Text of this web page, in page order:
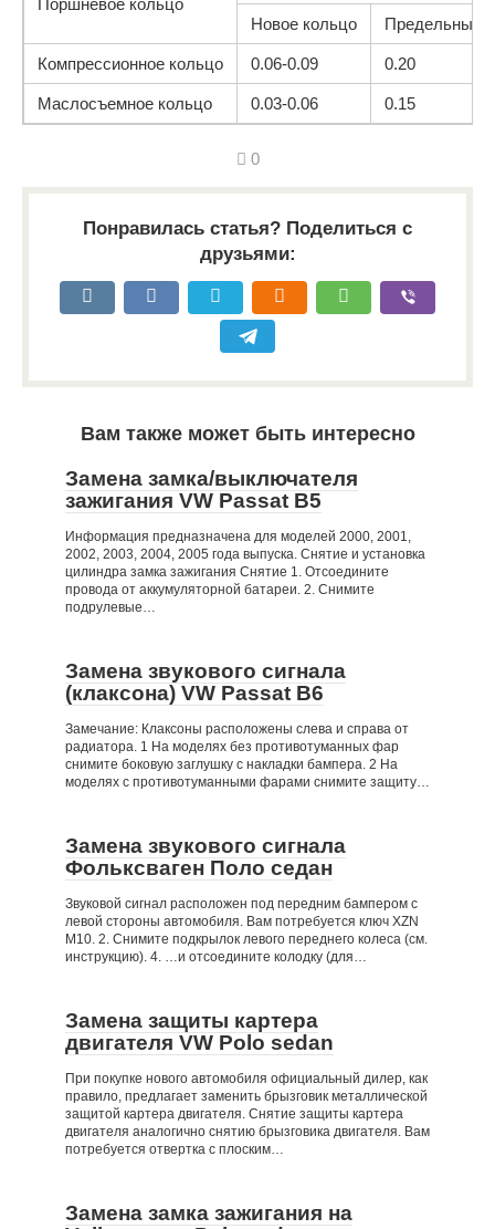
Поршневое кольцо
Новое кольцо Предельный
Компрессионное кольцо 0.06-0.09 0.20
Маслосъемное кольцо 0.03-0.06 0.15
0
Понравилась статья? Поделиться с
друзьями:
Вам также может быть интересно
Замена замка/выключателя
зажигания VW Passat B5
Информация предназначена для моделей 2000, 2001,
2002, 2003, 2004, 2005 года выпуска. Снятие и установка
цилиндра замка зажигания Снятие 1. Отсоедините
провода от аккумуляторной батареи. 2. Снимите
подрулевые…
Замена звукового сигнала
(клаксона) VW Passat B6
Замечание: Клаксоны расположены слева и справа от
радиатора. 1 На моделях без противотуманных фар
снимите боковую заглушку с накладки бампера. 2 На
моделях с противотуманными фарами снимите защиту…
Замена звукового сигнала
Фольксваген Поло седан
Звуковой сигнал расположен под передним бампером с
левой стороны автомобиля. Вам потребуется ключ XZN
М10. 2. Снимите подкрылок левого переднего колеса (см.
инструкцию). 4. …и отсоедините колодку (для…
Замена защиты картера
двигателя VW Polo sedan
При покупке нового автомобиля официальный дилер, как
правило, предлагает заменить брызговик металлической
защитой картера двигателя. Снятие защиты картера
двигателя аналогично снятию брызговика двигателя. Вам
потребуется отвертка с плоским…
Замена замка зажигания на